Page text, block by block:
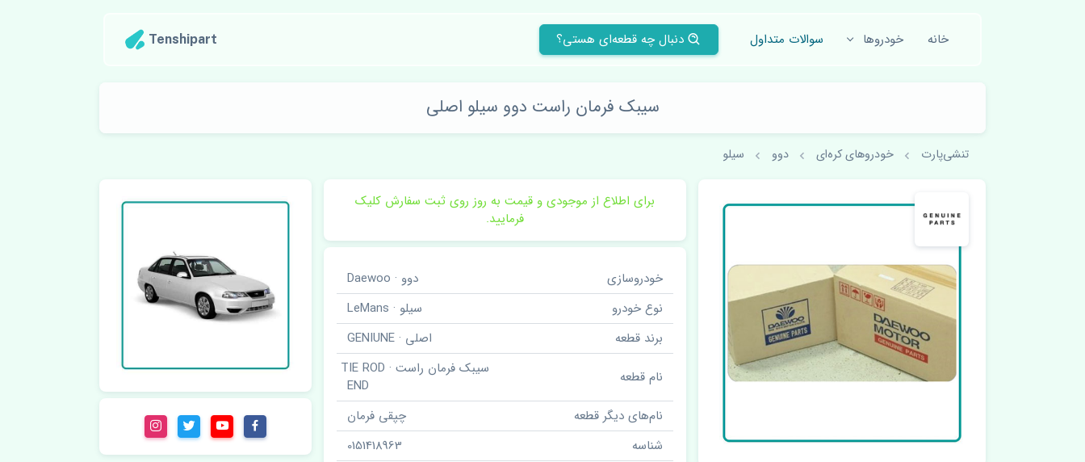
خانه خودروها سوالات متداول دنبال چه قطعه‌ای هستی؟ Tenshipart
سیبک فرمان راست دوو سیلو اصلی
تنشی‌پارت خودروهای کره‌ای دوو سیلو
برای اطلاع از موجودی و قیمت به روز روی ثبت سفارش کلیک
فرمایید.
خودروسازی
دوو · Daewoo
نوع خودرو
سیلو · LeMans
برند قطعه
اصلی · GENIUNE
نام قطعه
سیبک فرمان راست · TIE ROD
END
نام‌های دیگر قطعه
چپقی فرمان
شناسه
0151418963